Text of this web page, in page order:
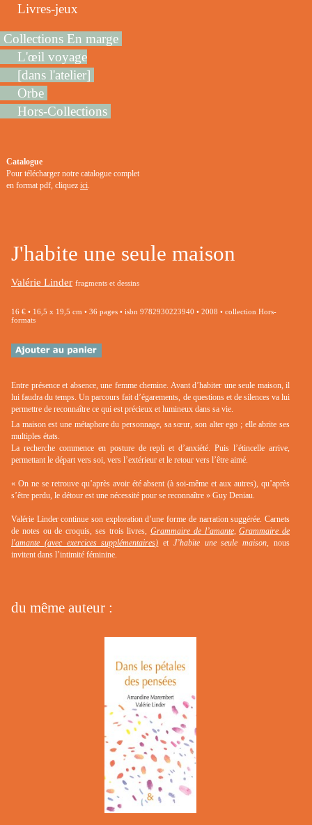
Livres-jeux
Collections En marge
L'œil voyage
[dans l'atelier]
Orbe
Hors-Collections
Catalogue
Pour télécharger notre catalogue complet
en format pdf, cliquez ici
J'habite une seule maison
Valérie Linder fragments et dessins
16 € • 16,5 x 19,5 cm • 36 pages • isbn 9782930223940 • 2008 • collection Hors-
formats
Entre présence et absence, une femme chemine. Avant d’habiter une seule maison, il
lui faudra du temps. Un parcours fait d’égarements, de questions et de silences va lui
permettre de reconnaître ce qui est précieux et lumineux dans sa vie.
La maison est une métaphore du personnage, sa sœur, son alter ego ; elle abrite ses
multiples états.
La recherche commence en posture de repli et d’anxiété. Puis l’étincelle arrive,
permettant le départ vers soi, vers l’extérieur et le retour vers l’être aimé.
« On ne se retrouve qu’après avoir été absent (à soi-même et aux autres), qu’après
s’être perdu, le détour est une nécessité pour se reconnaître » Guy Deniau.
Valérie Linder continue son exploration d’une forme de narration suggérée. Carnets
de notes ou de croquis, ses trois livres, Grammaire de l’amante,Grammaire de
l'amante (avec exercices supplémentaires) et J’habite une seule maison , nous
invitent dans l’intimité féminine.
du même auteur :